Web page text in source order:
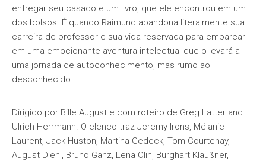
entregar seu casaco e um livro, que ele encontrou em um
dos bolsos. É quando Raimund abandona literalmente sua
carreira de professor e sua vida reservada para embarcar
em uma emocionante aventura intelectual que o levará a
uma jornada de autoconhecimento, mas rumo ao
desconhecido.
Dirigido por Bille August e com roteiro de Greg Latter and
Ulrich Herrmann. O elenco traz Jeremy Irons, Mélanie
Laurent, Jack Huston, Martina Gedeck, Tom Courtenay,
August Diehl, Bruno Ganz, Lena Olin, Burghart Klaußner,